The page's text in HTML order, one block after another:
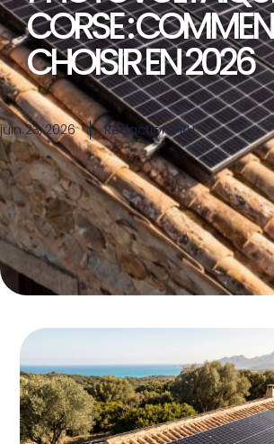
CORSE :
CHOISIR EN 2026
juin 23, 2026 Rédaction FRH